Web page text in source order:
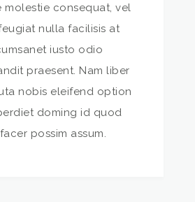
molestie consequat, vel
nulla facilisis at
iusto odio
praesent. Nam liber
nobis eleifend option
doming id quod
possim assum.